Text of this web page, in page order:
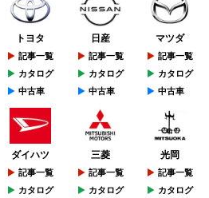
トヨタ
記事一覧
カタログ
中古車
日産
記事一覧
カタログ
中古車
マツダ
記事一覧
カタログ
中古車
ダイハツ
記事一覧
カタログ
三菱
記事一覧
カタログ
光岡
記事一覧
カタログ